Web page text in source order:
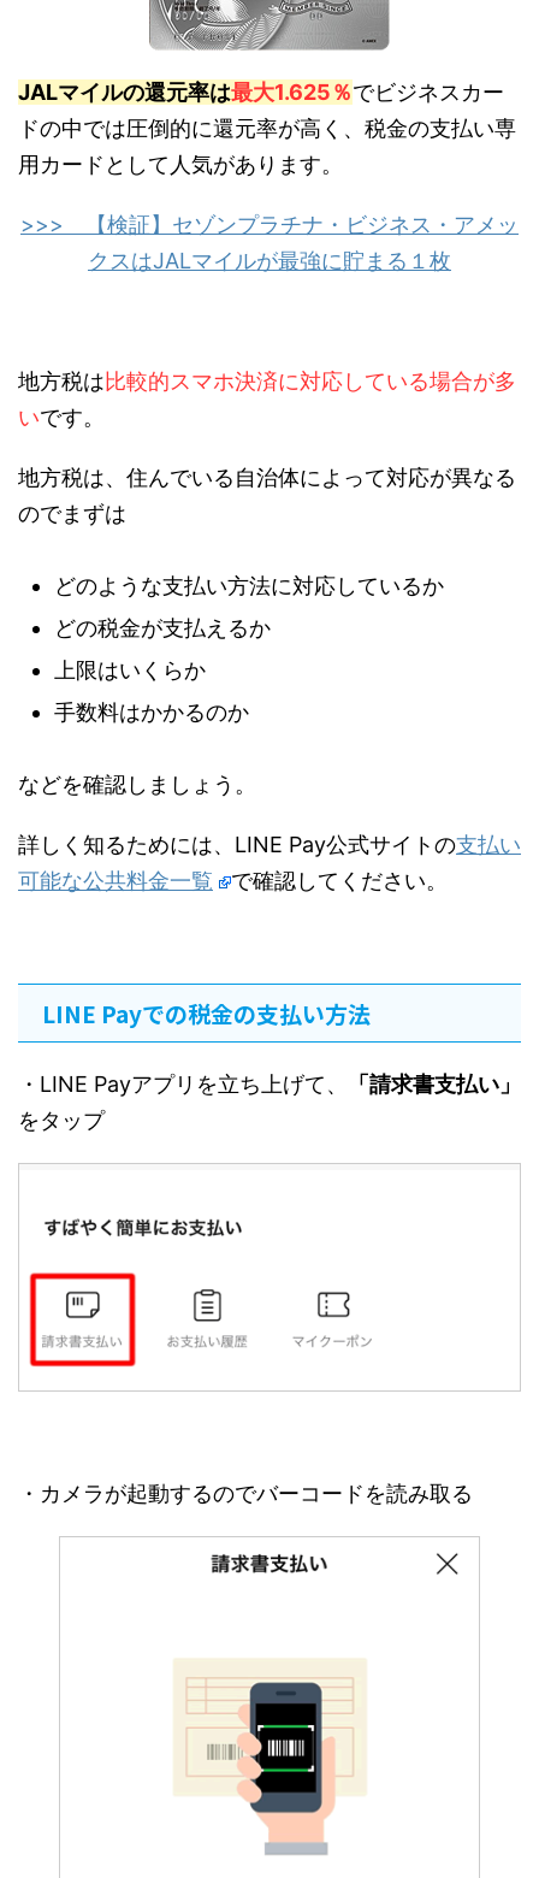
JALマイルの還元率は最大1.625％でビジネスカー
ドの中では圧倒的に還元率が高く、税金の支払い専
用カードとして人気があります。
>>> 【検証】セゾンプラチナ・ビジネス・アメッ
クスはJALマイルが最強に貯まる１枚
地方税は比較的スマホ決済に対応している場合が多
いです。
地方税は、住んでいる自治体によって対応が異なる
のでまずは
どのような支払い方法に対応しているか
どの税金が支払えるか
上限はいくらか
手数料はかかるのか
などを確認しましょう。
詳しく知るためには、LINE Pay公式サイトの支払い
可能な公共料金一覧
で確認してください。
LINE Payでの税金の支払い方法
・LINE Payアプリを立ち上げて、
「請求書支払い」
をタップ
・カメラが起動するのでバーコードを読み取る